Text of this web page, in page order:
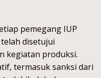
pemegang IUP
disetujui
kegiatan produksi.
termasuk sanksi dari